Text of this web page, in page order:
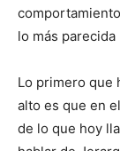
lo más
Lo primero que
alto es que en
de lo que hoy